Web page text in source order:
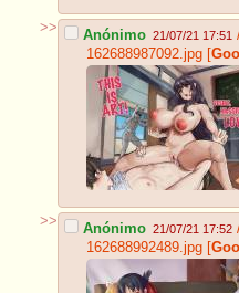
>> Anónimo 21/07/21 17:51
162688987092.jpg [
>> Anónimo 21/07/21 17:52
162688992489.jpg [